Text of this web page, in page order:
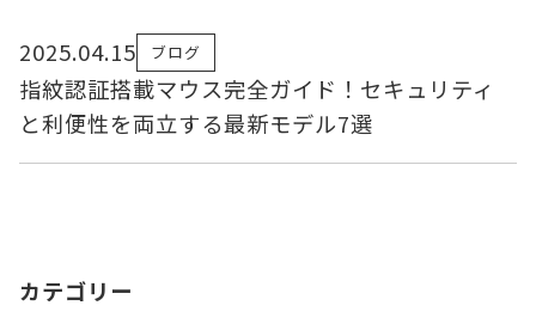
2025.04.15 ブログ
指紋認証搭載マウス完全ガイド！セキュリティ
と利便性を両立する最新モデル7選
カテゴリー